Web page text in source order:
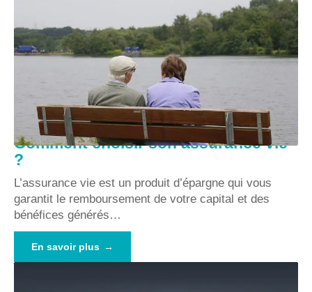
Comment choisir son assurance vie
?
L’assurance vie est un produit d’épargne qui vous
garantit le remboursement de votre capital et des
bénéfices générés…
En savoir plus